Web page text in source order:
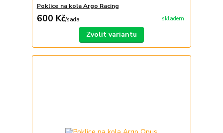
Poklice na kola Argo Racing
600 Kč/sada skladem
Zvolit variantu